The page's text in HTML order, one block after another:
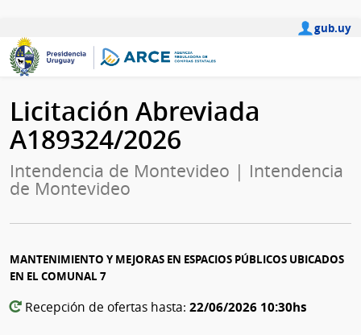
gub.uy
Licitación Abreviada
A189324/2026
Intendencia de Montevideo | Intendencia
de Montevideo
MANTENIMIENTO Y MEJORAS EN ESPACIOS PÚBLICOS UBICADOS
EN EL COMUNAL 7
Recepción de ofertas hasta: 22/06/2026 10:30hs